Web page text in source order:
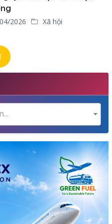
2026 Xã hội